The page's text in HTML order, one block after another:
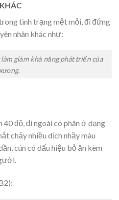
tình trạng mệt mỏi, đi đứng
nhân khác như:
giảm khả năng phát triển của
xương.
độ, đi ngoài có phân ở dạng
chảy nhiều dịch nhầy màu
cún có dấu hiệu bỏ ăn kèm